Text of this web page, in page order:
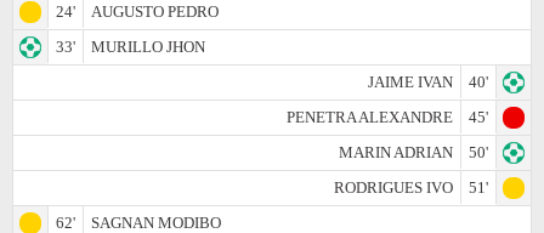
24'
AUGUSTO PEDRO
33'
MURILLO JHON
JAIME IVAN
40'
PENETRA ALEXANDRE
45'
MARIN ADRIAN
50'
RODRIGUES IVO
51'
62'
SAGNAN MODIBO